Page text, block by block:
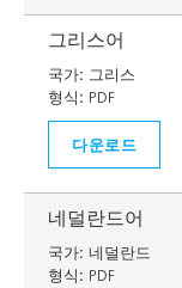
그리스어
국가: 그리스
형식: PDF
다운로드
네덜란드어
국가: 네덜란드
형식: PDF